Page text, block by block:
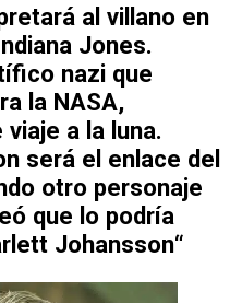
al villano en
Jones.
nazi que
la NASA,
a la luna.
será el enlace del
otro personaje
que lo podría
Johansson“